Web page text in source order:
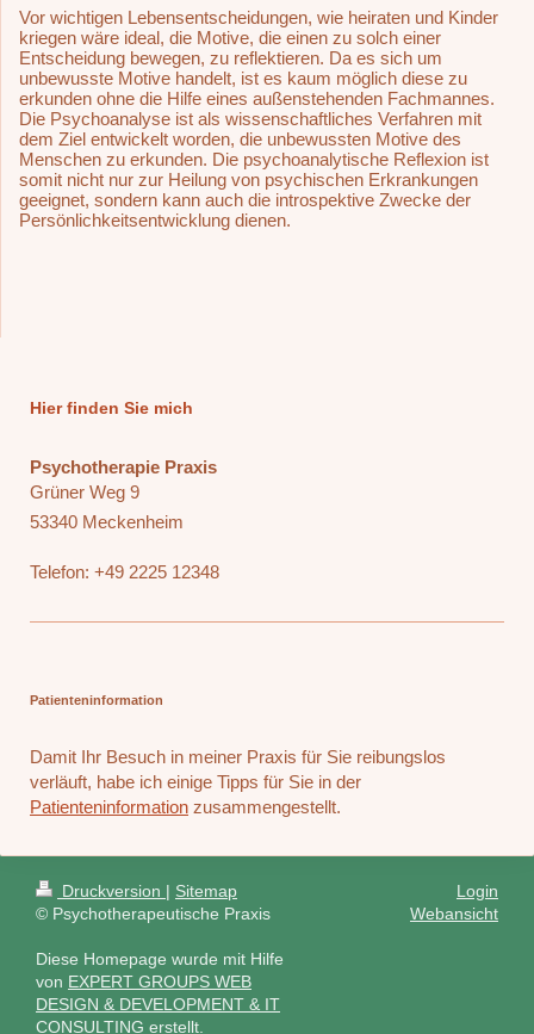
Vor wichtigen Lebensentscheidungen, wie heiraten und Kinder
kriegen wäre ideal, die Motive, die einen zu solch einer
Entscheidung bewegen, zu reflektieren. Da es sich um
unbewusste Motive handelt, ist es kaum möglich diese zu
erkunden ohne die Hilfe eines außenstehenden Fachmannes.
Die Psychoanalyse ist als wissenschaftliches Verfahren mit
dem Ziel entwickelt worden, die unbewussten Motive des
Menschen zu erkunden. Die psychoanalytische Reflexion ist
somit nicht nur zur Heilung von psychischen Erkrankungen
geeignet, sondern kann auch die introspektive Zwecke der
Persönlichkeitsentwicklung dienen.
Hier finden Sie mich
Psychotherapie Praxis
Grüner Weg 9
53340 Meckenheim
Telefon: +49 2225 12348
Patienteninformation
Damit Ihr Besuch in meiner Praxis für Sie reibungslos
verläuft, habe ich einige Tipps für Sie in der
Patienteninformation zusammengestellt.
Druckversion | Sitemap
© Psychotherapeutische Praxis
Diese Homepage wurde mit Hilfe
von EXPERT GROUPS WEB
DESIGN & DEVELOPMENT & IT
CONSULTING erstellt.
Login
Webansicht